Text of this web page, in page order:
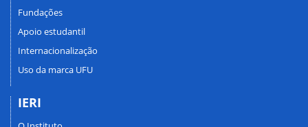
Fundações
Apoio estudantil
Internacionalização
Uso da marca UFU
IERI